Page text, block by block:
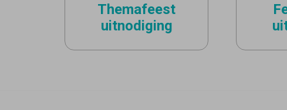
Themafeest
uitnodiging